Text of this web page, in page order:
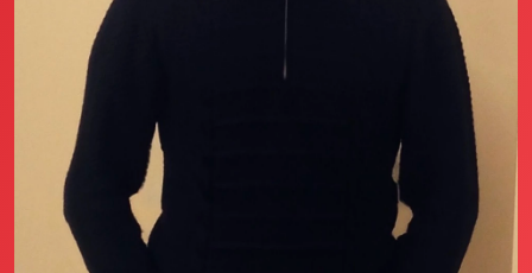
Agenzia matrimoniale Club di Più
Love Notebook
Il libro Donna di Cuori
Quanto costa Club di Più
Love Academy
Domande Frequenti
Impegno Sociale
Le nostre sedi